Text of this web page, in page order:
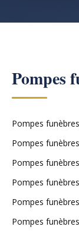
Pompes
Pompes
Pompes
Pompes
Pompes
Pompes
Pompes